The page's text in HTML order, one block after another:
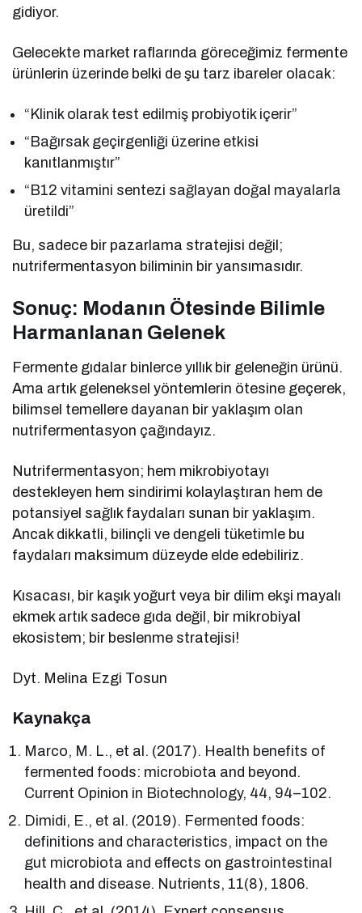
gidiyor.
Gelecekte market raflarında göreceğimiz fermente
ürünlerin üzerinde belki de şu tarz ibareler olacak:
“Klinik olarak test edilmiş probiyotik içerir”
“Bağırsak geçirgenliği üzerine etkisi
kanıtlanmıştır”
“B12 vitamini sentezi sağlayan doğal mayalarla
üretildi”
Bu, sadece bir pazarlama stratejisi değil;
nutrifermentasyon biliminin bir yansımasıdır.
Sonuç: Modanın Ötesinde Bilimle
Harmanlanan Gelenek
Fermente gıdalar binlerce yıllık bir geleneğin ürünü.
Ama artık geleneksel yöntemlerin ötesine geçerek,
bilimsel temellere dayanan bir yaklaşım olan
nutrifermentasyon çağındayız.
Nutrifermentasyon; hem mikrobiyotayı
destekleyen hem sindirimi kolaylaştıran hem de
potansiyel sağlık faydaları sunan bir yaklaşım.
Ancak dikkatli, bilinçli ve dengeli tüketimle bu
faydaları maksimum düzeyde elde edebiliriz.
Kısacası, bir kaşık yoğurt veya bir dilim ekşi mayalı
ekmek artık sadece gıda değil, bir mikrobiyal
ekosistem; bir beslenme stratejisi!
Dyt. Melina Ezgi Tosun
Kaynakça
Marco, M. L., et al. (2017). Health benefits of
fermented foods: microbiota and beyond.
Current Opinion in Biotechnology, 44, 94–102.
Dimidi, E., et al. (2019). Fermented foods:
definitions and characteristics, impact on the
gut microbiota and effects on gastrointestinal
health and disease. Nutrients, 11(8), 1806.